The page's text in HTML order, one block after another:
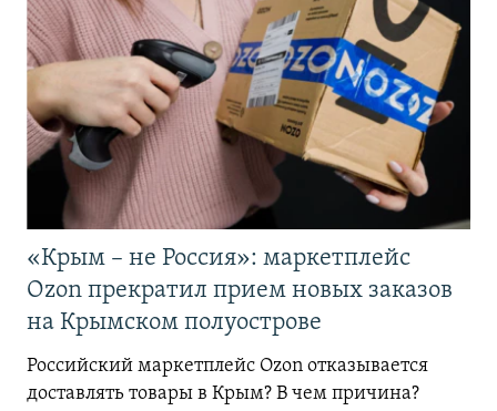
«Крым – не Россия»: маркетплейс
Ozon прекратил прием новых заказов
на Крымском полуострове
Российский маркетплейс Ozon отказывается
доставлять товары в Крым? В чем причина?